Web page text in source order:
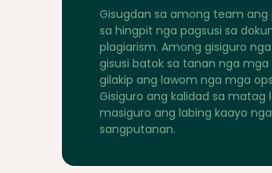
Gisugdan sa among team ang
sa hingpit nga pagsusi sa
plagiarism. Among gisiguro
gisusi batok sa tanan nga
gilakip ang lawom nga mga
Gisiguro ang kalidad sa matag
masiguro ang labing kaayo
sangputanan.